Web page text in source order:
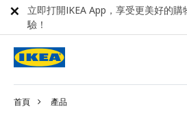
首頁 產品
立即打開IKEA App，享受更美好的購
驗！